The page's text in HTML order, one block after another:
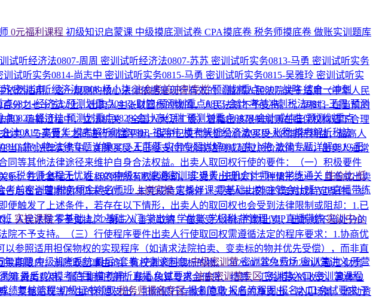
0元福利课程 初级知识启蒙课 中级摸底测试卷 CPA摸底卷 税务师摸底卷 做账实训题库
试听经济法0807-周周 密训试听经济法0807-苏苏 密训试听实务0813-马勇 密训试听实务
训试听实务0814-尚志中 密训试听实务0815-马勇 密训试听实务0815-吴雅玲 密训试听实
苏密训试听经济法0806-杨小柒注会考前冲刺专栏预测划重点0807-战略综合一冲刺
点0811-经济法预测划重点0812-财管预测划重点0813-会计考前冲刺税法0813-王霞预测
点0827-经济法预测划重点0828-会计高红瑞预测划重点0828-会计戚纯生预测划重点
计0817-高晋华模考解析财管0818-祖鸿伟模考解析经济法0819-张稳模考解析税法
焦小艳法律专题详解0812-王菲菲实务专题详解0817-焦小艳法律专题详解0819-王
税务师全程无忧班2026中级VIP速通密训班退费·注册会计师VIP学练通关 性价比·低
考前密训营税务师金牌名师班 上岗实操实操好课零基础上岗主管会计班VIP直播带练
班 实操课程零基础上岗基础入门学出纳学做账学报税学管理VIP直播带练实训中心
年真题中级机考系统最后3套卷冲刺资料包中级密训营密训营免费场密训营讲义开营
知最后1次模考范围模考解析直播免试要求注会密训营专区密训营入口密训营课程
绩复核流程初级证书领取税务师报名专区报名简章报名流程图报名入口免试要求干
依然适用。这一规则的核心法律依据是现行有效的《最高人民法院关于适用〈中华人民
分之七十五以上，出卖人主张取回标的物的，人民法院不予支持。”。同时，在当前的
》编纂过程中，立法机关（全国人大法工委）曾指出该限制规则在担保权构造下合理
卖人与买受人之间进行利益平衡，保护已支付大部分价款买受人的期待利益，最高人
前的法律实务中，如果买受人已经支付的价款达到或超过总价款的75%，出卖人通常
等其他法律途径来维护自身合法权益。出卖人取回权行使的要件：（一）积极要件
。在此基础上，在标的物所有权转移前，买受人出现以下三种情形之一，且造成出卖
后在合理期限内仍未支付。2.未完成特定条件：买受人未按照约定完成特定条件。3.
触发了上述条件，若存在以下情形，出卖人的取回权也会受到法律限制或阻却：1.已
人民法院不予支持。2.第三人善意取得：在买受人将标的物出卖、出质或不当处分的
不予支持。（三）行使程序要件出卖人行使取回权需遵循法定的程序要求：1.协商优
参照适用担保物权的实现程序（如请求法院拍卖、变卖标的物并优先受偿），而非直
期限内，消除取回事由的，有权请求回赎标的物。2026-07-02 12:02280人看过财务
筹资类费用，属于期间费用，核心核算与资金借贷、结算、汇兑相关的收支，具体包
票据贴现等产生的利息支出，扣除银行存款利息收入后的净支出。常见场景：流动资